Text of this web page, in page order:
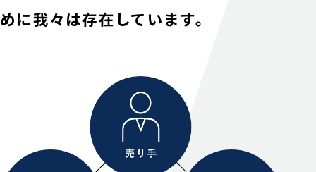
めに我々は存在しています。